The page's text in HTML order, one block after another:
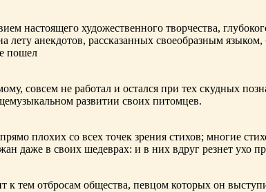
настоящего художественного творчества,
анекдотов, рассказанных своеобразным
пошел
, совсем не работал и остался при тех скудных
развитии своих питомцев.
плохих со всех точек зрения стихов; многие
даже в своих шедеврах: и в них вдруг резнет ухо
тем отбросам общества, певцом которых он